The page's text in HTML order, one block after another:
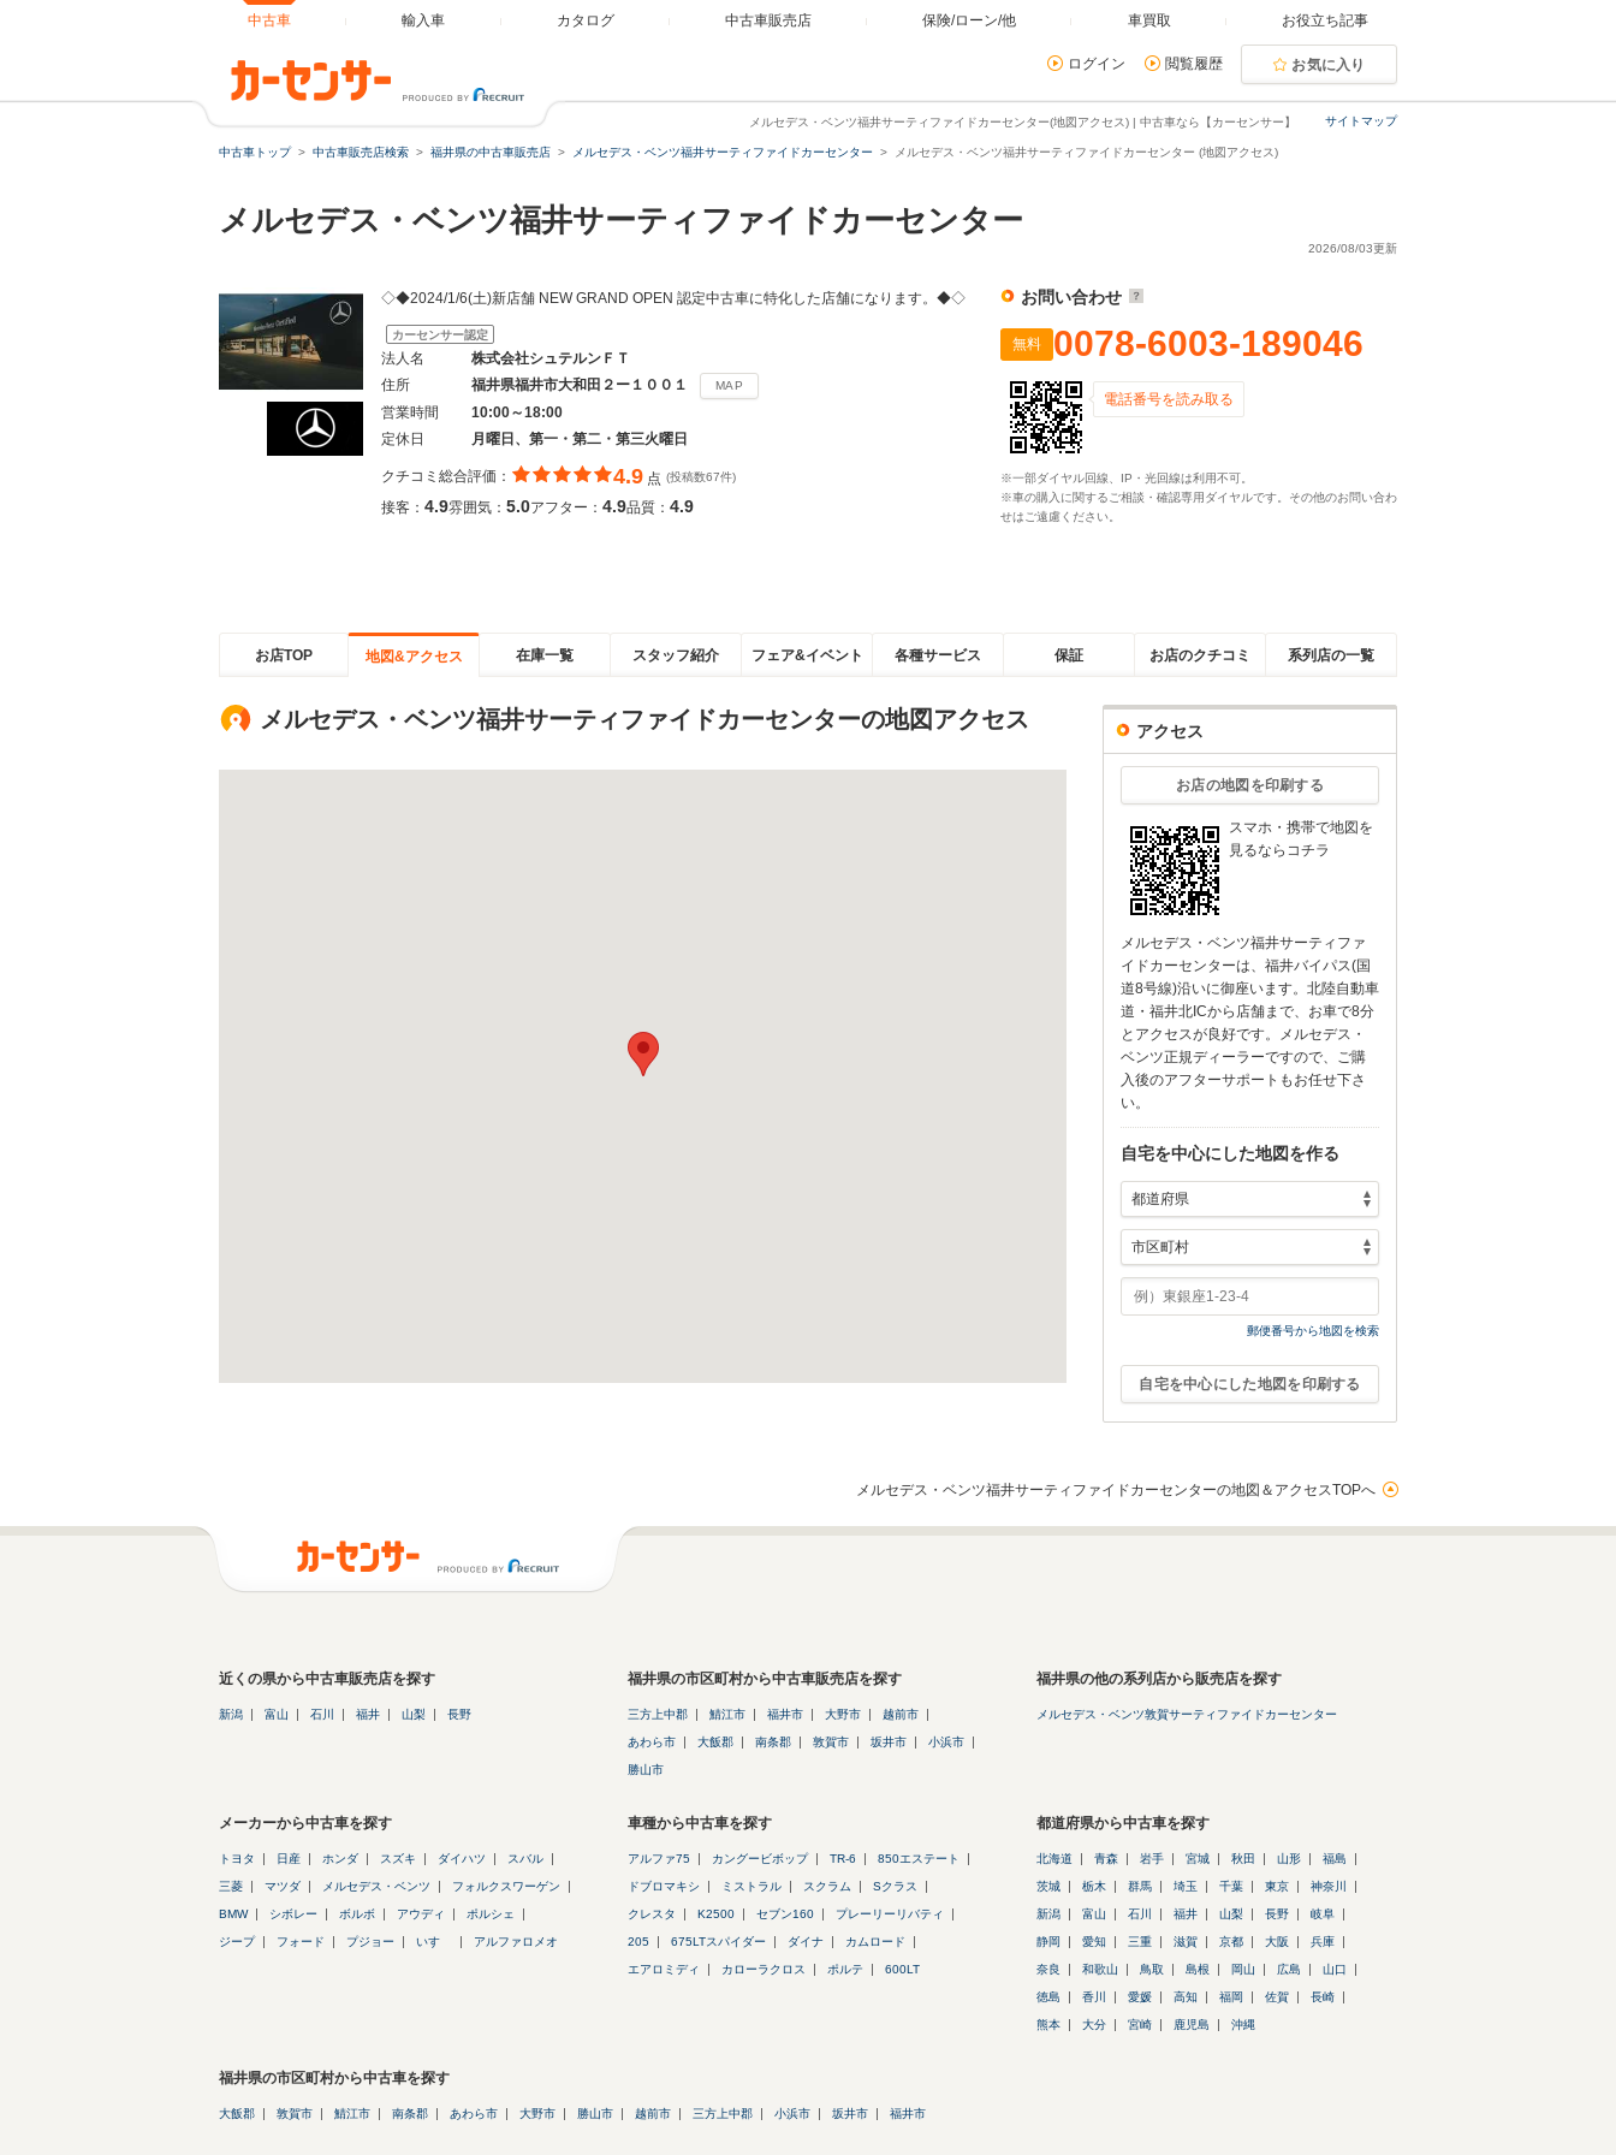
中古車 輸入車 カタログ 中古車販売店 保険/ローン/他 車買取 お役立ち記事
ログイン 閲覧履歴 お気に入り
サイトマップ
メルセデス・ベンツ福井サーティファイドカーセンター(地図アクセス) | 中古車なら【カーセンサー】
中古車トップ 中古車販売店検索 福井県の中古車販売店 メルセデス・ベンツ福井サーティファイドカーセンター メルセデス・ベンツ福井サーティファイドカーセンター (地図アクセス)
メルセデス・ベンツ福井サーティファイドカーセンター
2026/08/03更新
◇◆2024/1/6(土)新店舗 NEW GRAND OPEN 認定中古車に特化した店舗になります。◆◇
カーセンサー認定
法人名
株式会社シュテルンＦＴ
住所
福井県福井市大和田２ー１００１ MAP
営業時間
10:00～18:00
定休日
月曜日、第一・第二・第三火曜日
クチコミ総合評価： 4.9 点 (投稿数67件)
接客： 4.9雰囲気： 5.0アフター： 4.9品質： 4.9
お問い合わせ
無料 0078-6003-189046
電話番号を読み取る
※一部ダイヤル回線、IP・光回線は利用不可。
※車の購入に関するご相談・確認専用ダイヤルです。その他のお問い合わ
せはご遠慮ください。
お店TOP 地図&アクセス 在庫一覧 スタッフ紹介 フェア&イベント 各種サービス 保証 お店のクチコミ 系列店の一覧
メルセデス・ベンツ福井サーティファイドカーセンターの地図アクセス アクセス
お店の地図を印刷する
スマホ・携帯で地図を
見るならコチラ
メルセデス・ベンツ福井サーティファ
イドカーセンターは、福井バイパス(国
道8号線)沿いに御座います。北陸自動車
道・福井北ICから店舗まで、お車で8分
とアクセスが良好です。メルセデス・
ベンツ正規ディーラーですので、ご購
入後のアフターサポートもお任せ下さ
い。
自宅を中心にした地図を作る
郵便番号から地図を検索
自宅を中心にした地図を印刷する
メルセデス・ベンツ福井サーティファイドカーセンターの地図＆アクセスTOPへ
近くの県から中古車販売店を探す
新潟 富山 石川 福井 山梨 長野
福井県の市区町村から中古車販売店を探す
三方上中郡 鯖江市 福井市 大野市 越前市
あわら市 大飯郡 南条郡 敦賀市 坂井市 小浜市
勝山市
福井県の他の系列店から販売店を探す
メルセデス・ベンツ敦賀サーティファイドカーセンター
メーカーから中古車を探す
トヨタ 日産 ホンダ スズキ ダイハツ スバル
三菱 マツダ メルセデス・ベンツ フォルクスワーゲン
BMW シボレー ボルボ アウディ ポルシェ
ジープ フォード プジョー いすゞ アルファロメオ
車種から中古車を探す
アルファ75 カングービボップ TR-6 850エステート
ドブロマキシ ミストラル スクラム Sクラス
クレスタ K2500 セブン160 プレーリーリバティ
205 675LTスパイダー ダイナ カムロード
エアロミディ カローラクロス ポルテ 600LT
都道府県から中古車を探す
北海道 青森 岩手 宮城 秋田 山形 福島
茨城 栃木 群馬 埼玉 千葉 東京 神奈川
新潟 富山 石川 福井 山梨 長野 岐阜
静岡 愛知 三重 滋賀 京都 大阪 兵庫
奈良 和歌山 鳥取 島根 岡山 広島 山口
徳島 香川 愛媛 高知 福岡 佐賀 長崎
熊本 大分 宮崎 鹿児島 沖縄
福井県の市区町村から中古車を探す
大飯郡 敦賀市 鯖江市 南条郡 あわら市 大野市 勝山市 越前市 三方上中郡 小浜市 坂井市 福井市